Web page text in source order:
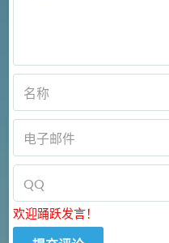
欢迎踊跃发言！